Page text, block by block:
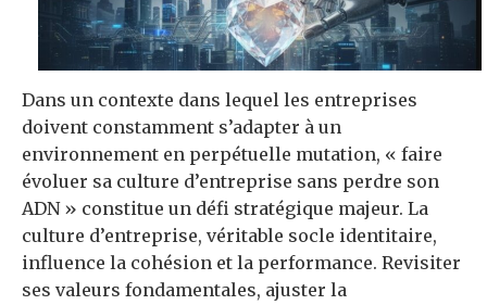
Dans un contexte dans lequel les entreprises
doivent constamment s’adapter à un
environnement en perpétuelle mutation, « faire
évoluer sa culture d’entreprise sans perdre son
ADN » constitue un défi stratégique majeur. La
culture d’entreprise, véritable socle identitaire,
influence la cohésion et la performance. Revisiter
ses valeurs fondamentales, ajuster la